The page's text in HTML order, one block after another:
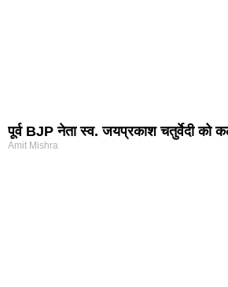
पूर्व BJP नेता स्व. जयप्रकाश चतुर्वेदी को
Amit Mishra